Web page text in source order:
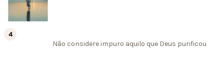
Não considere impuro aquilo que Deus purificou